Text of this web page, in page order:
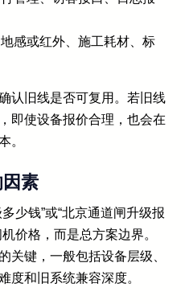
感或红外、施工耗材、标
认旧线是否可复用。若旧线
即使设备报价合理，也会在
。
素
少钱”或“北京通道闸升级报
价格，而是总方案边界。
关键，一般包括设备层级、
度和旧系统兼容深度。